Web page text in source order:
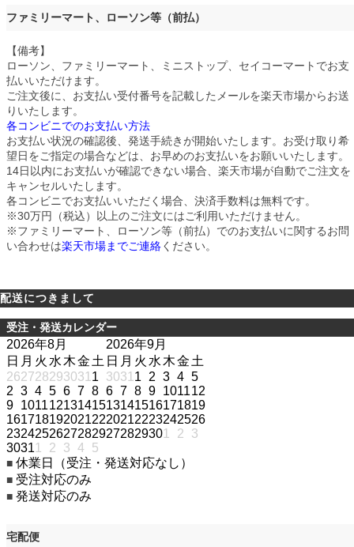
ファミリーマート、ローソン等（前払）
【備考】
ローソン、ファミリーマート、ミニストップ、セイコーマートでお支
払いいただけます。
ご注文後に、お支払い受付番号を記載したメールを楽天市場からお送
りいたします。
各コンビニでのお支払い方法
お支払い状況の確認後、発送手続きが開始いたします。お受け取り希
望日をご指定の場合などは、お早めのお支払いをお願いいたします。
14日以内にお支払いが確認できない場合、楽天市場が自動でご注文を
キャンセルいたします。
各コンビニでお支払いいただく場合、決済手数料は無料です。
※30万円（税込）以上のご注文にはご利用いただけません。
※ファミリーマート、ローソン等（前払）でのお支払いに関するお問
い合わせは楽天市場までご連絡ください。
配送につきまして
受注・発送カレンダー
2026年8月
日 月 火 水 木金 土
262728293031 1
2 3 4 5 6 7 8
9 101112131415
16171819202122
23242526272829
30311 2 3 4 5
2026年9月
日 月 火 水 木金 土
3031 1 2 3 4 5
6 7 8 9 101112
13141516171819
20212223242526
272829301 2 3
■ 休業日（受注・発送対応なし）
■ 受注対応のみ
■ 発送対応のみ
宅配便